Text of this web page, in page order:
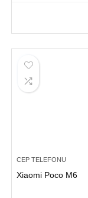
CEP TELEFONU
Xiaomi Poco M6